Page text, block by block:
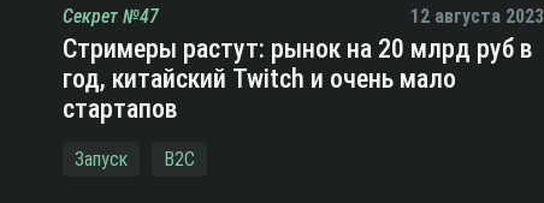
Секрет №47 12 августа 2023
Стримеры растут: рынок на 20 млрд руб в
год, китайский Twitch и очень мало
стартапов
Запуск B2C